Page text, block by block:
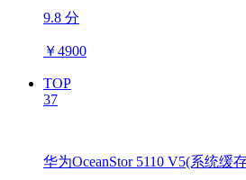
9.8 分
￥4900
TOP
37
华为OceanStor 5110 V5(系统缓